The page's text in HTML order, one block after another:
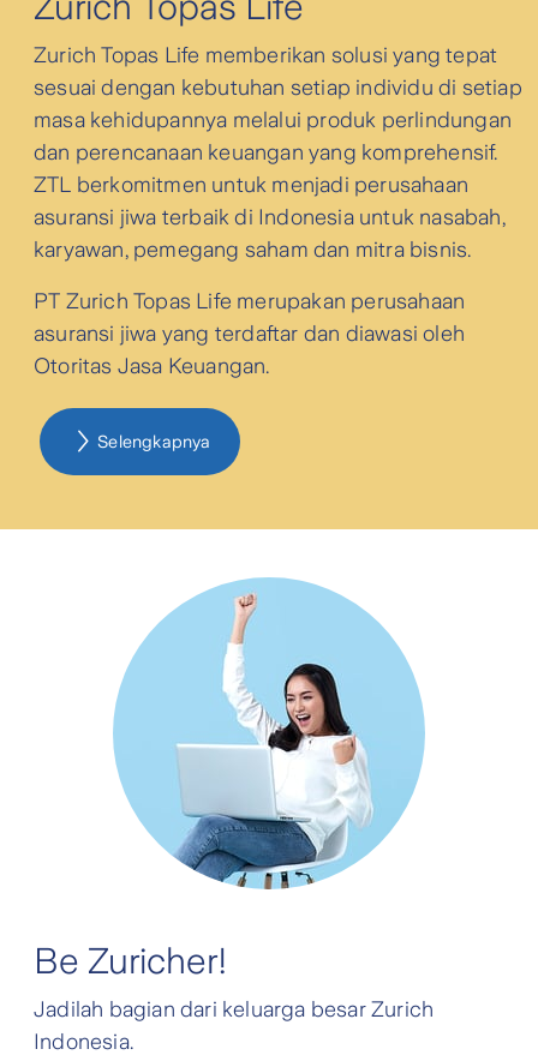
Zurich Topas Life memberikan solusi yang tepat
sesuai dengan kebutuhan setiap individu di setiap
masa kehidupannya melalui produk perlindungan
dan perencanaan keuangan yang komprehensif.
ZTL berkomitmen untuk menjadi perusahaan
asuransi jiwa terbaik di Indonesia untuk nasabah,
karyawan, pemegang saham dan mitra bisnis.
PT Zurich Topas Life merupakan perusahaan
asuransi jiwa yang terdaftar dan diawasi oleh
Otoritas Jasa Keuangan.
Selengkapnya
Be Zuricher!
Jadilah bagian dari keluarga besar Zurich
Indonesia.